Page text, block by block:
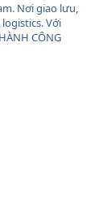
Nơi giao lưu,
Với
CÔNG